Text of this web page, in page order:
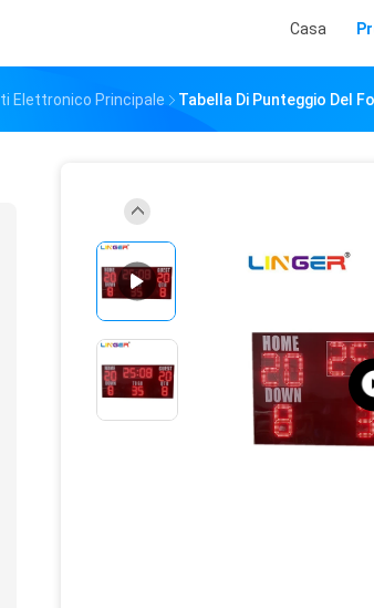
Casa
Elettronico Principale Tabella Di Punteggio Del